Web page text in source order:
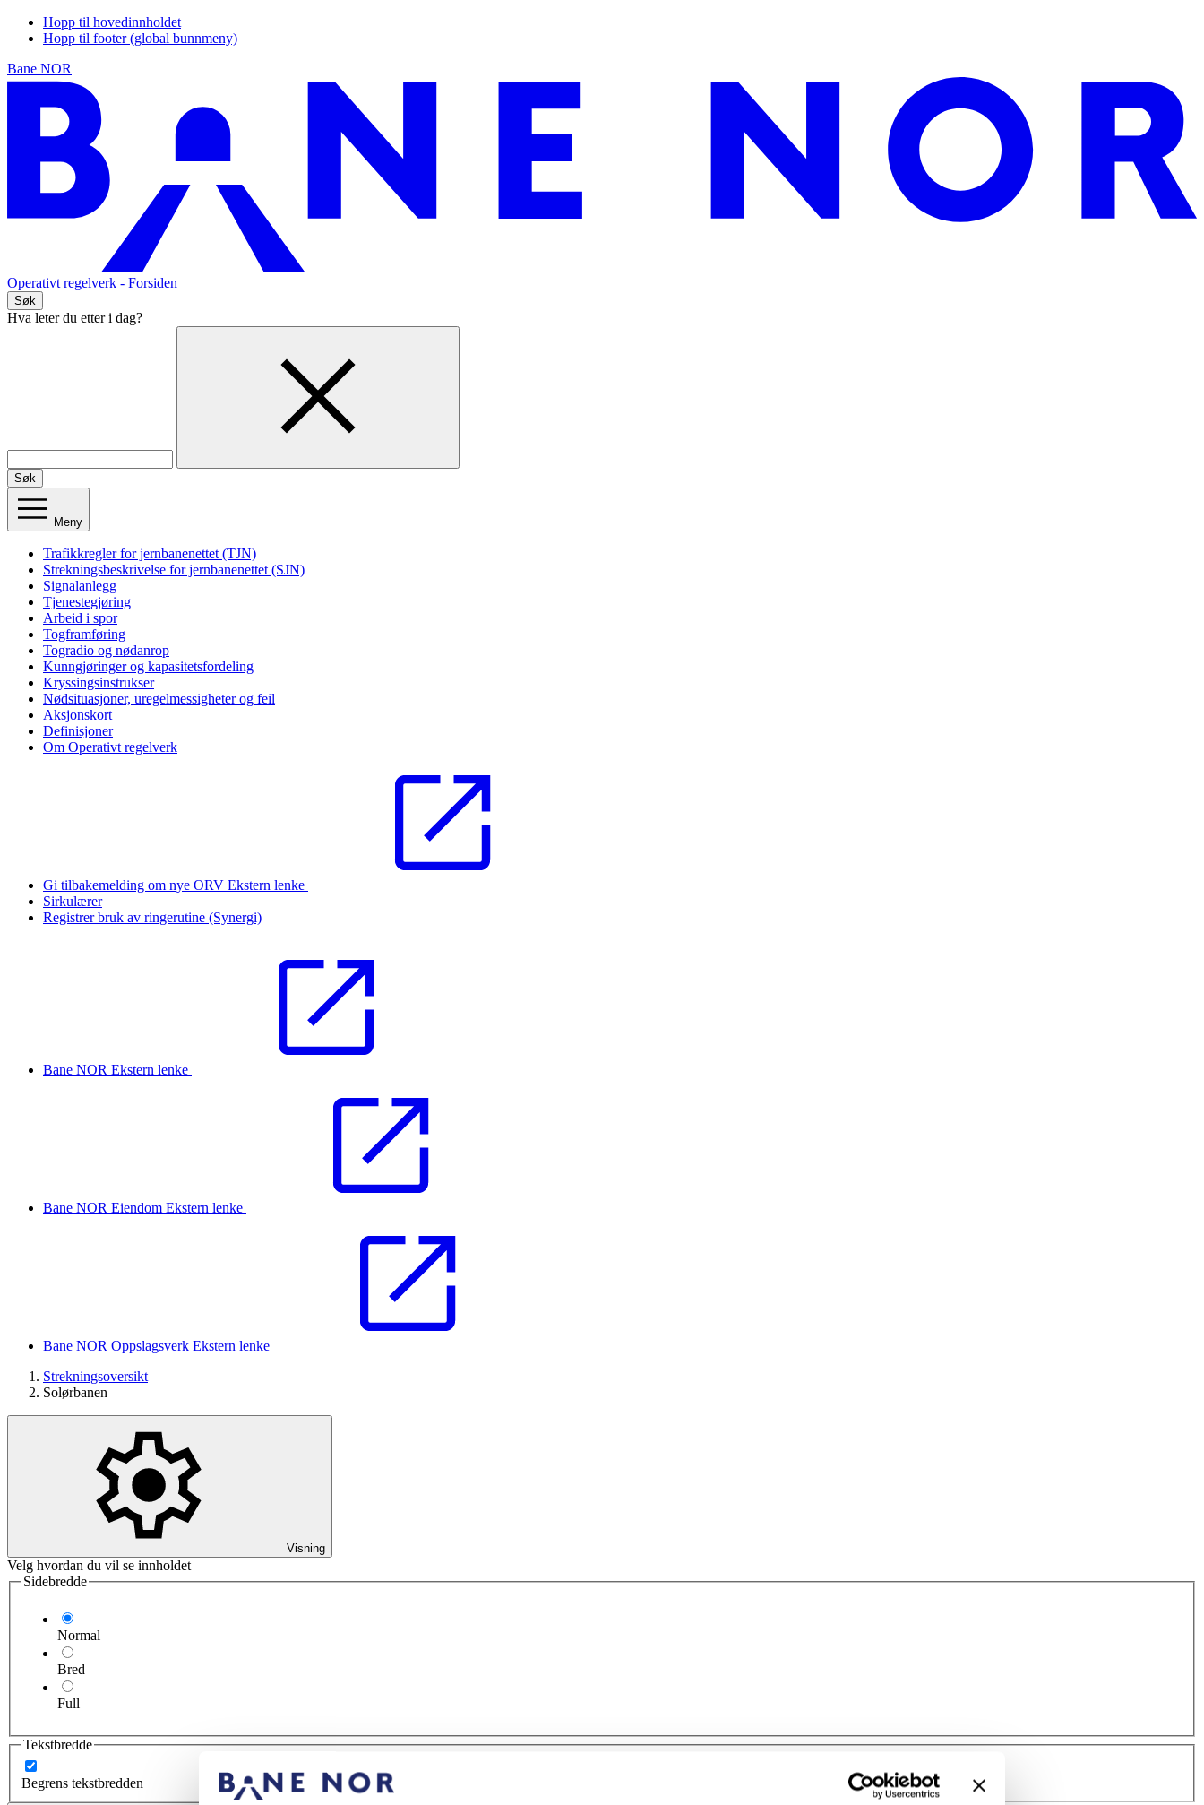
Hopp til hovedinnholdet
Hopp til footer (global bunnmeny)
Bane NOR
Operativt regelverk - Forsiden
Søk
Hva leter du etter i dag?
Søk
Meny
Trafikkregler for jernbanenettet (TJN)
Strekningsbeskrivelse for jernbanenettet (SJN)
Signalanlegg
Tjenestegjøring
Arbeid i spor
Togframføring
Togradio og nødanrop
Kunngjøringer og kapasitetsfordeling
Kryssingsinstrukser
Nødsituasjoner, uregelmessigheter og feil
Aksjonskort
Definisjoner
Om Operativt regelverk
Gi tilbakemelding om nye ORV Ekstern lenke
Sirkulærer
Registrer bruk av ringerutine (Synergi)
Bane NOR Ekstern lenke
Bane NOR Eiendom Ekstern lenke
Bane NOR Oppslagsverk Ekstern lenke
Strekningsoversikt
Solørbanen
Visning
Velg hvordan du vil se innholdet
Sidebredde
Normal
Bred
Full
Tekstbredde
Begrens tekstbredden